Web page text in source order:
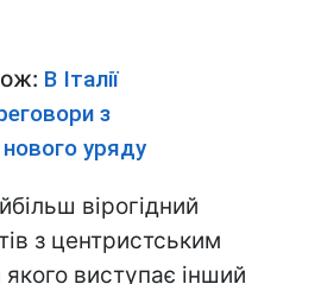
В Італії
з
уряду
вірогідний
з центристським
виступає інший